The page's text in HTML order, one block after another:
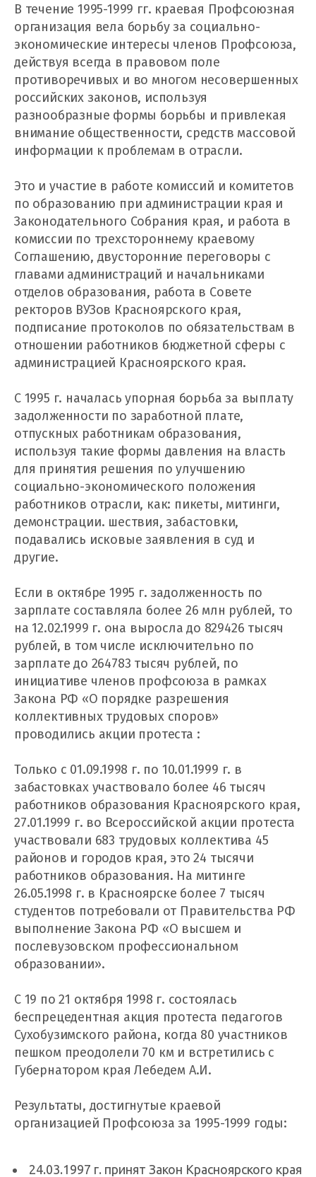
В течение 1995-1999 гг. краевая Профсоюзная
организация вела борьбу за социально-
экономические интересы членов Профсоюза,
действуя всегда в правовом поле
противоречивых и во многом несовершенных
российских законов, используя
разнообразные формы борьбы и привлекая
внимание общественности, средств массовой
информации к проблемам в отрасли.
Это и участие в работе комиссий и комитетов
по образованию при администрации края и
Законодательного Собрания края, и работа в
комиссии по трехстороннему краевому
Соглашению, двусторонние переговоры с
главами администраций и начальниками
отделов образования, работа в Совете
ректоров ВУЗов Красноярского края,
подписание протоколов по обязательствам в
отношении работников бюджетной сферы с
администрацией Красноярского края.
С 1995 г. началась упорная борьба за выплату
задолженности по заработной плате,
отпускных работникам образования,
используя такие формы давления на власть
для принятия решения по улучшению
социально-экономического положения
работников отрасли, как: пикеты, митинги,
демонстрации. шествия, забастовки,
подавались исковые заявления в суд и
другие.
Если в октябре 1995 г. задолженность по
зарплате составляла более 26 млн рублей, то
на 12.02.1999 г. она выросла до 829426 тысяч
рублей, в том числе исключительно по
зарплате до 264783 тысяч рублей, по
инициативе членов профсоюза в рамках
Закона РФ «О порядке разрешения
коллективных трудовых споров»
проводились акции протеста :
Только с 01.09.1998 г. по 10.01.1999 г. в
забастовках участвовало более 46 тысяч
работников образования Красноярского края,
27.01.1999 г. во Всероссийской акции протеста
участвовали 683 трудовых коллектива 45
районов и городов края, это 24 тысячи
работников образования. На митинге
26.05.1998 г. в Красноярске более 7 тысяч
студентов потребовали от Правительства РФ
выполнение Закона РФ «О высшем и
послевузовском профессиональном
образовании».
С 19 по 21 октября 1998 г. состоялась
беспрецедентная акция протеста педагогов
Сухобузимского района, когда 80 участников
пешком преодолели 70 км и встретились с
Губернатором края Лебедем А.И.
Результаты, достигнутые краевой
организацией Профсоюза за 1995-1999 годы:
24.03.1997 г. принят Закон Красноярского края